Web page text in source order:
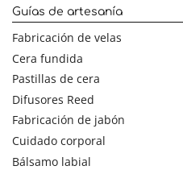
Guías de artesanía
Fabricación de velas
Cera fundida
Pastillas de cera
Difusores Reed
Fabricación de jabón
Cuidado corporal
Bálsamo labial